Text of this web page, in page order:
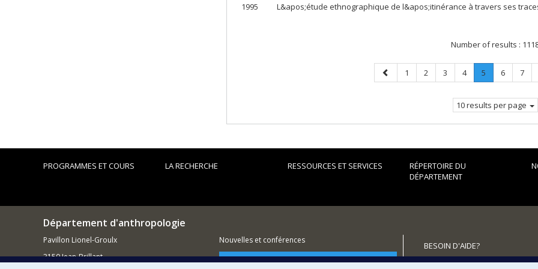
1995 L&apos;étude ethnographique de l&apos;itinérance à travers ses
Number of results :
Previous
page
Page
1 Page
2 Page
3 Page
4 Page
5.
Current
Page
6 Page
7
10 results per page
PROGRAMMES ET COURS LA RECHERCHE RESSOURCES ET SERVICES
RÉPERTOIRE DU
DÉPARTEMENT
Département d'anthropologie
Pavillon Lionel-Groulx
3150 Jean-Brillant
Nouvelles et conférences
Comment soutenir le Département?
BESOIN D'AIDE?
Plan du site